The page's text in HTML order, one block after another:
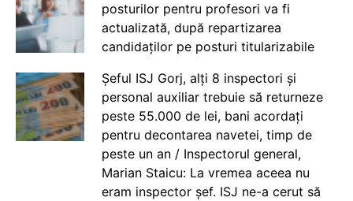
posturilor pentru profesori va fi
actualizată, după repartizarea
candidaților pe posturi titularizabile
Șeful ISJ Gorj, alți 8 inspectori și
personal auxiliar trebuie să returneze
peste 55.000 de lei, bani acordați
pentru decontarea navetei, timp de
peste un an / Inspectorul general,
Marian Staicu: La vremea aceea nu
eram inspector șef. ISJ ne-a cerut să